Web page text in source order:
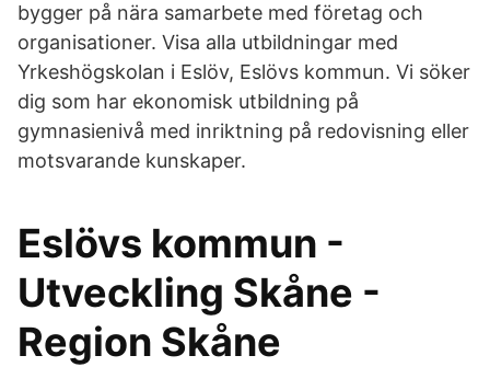
bygger på nära samarbete med företag och
organisationer. Visa alla utbildningar med
Yrkeshögskolan i Eslöv, Eslövs kommun. Vi söker
dig som har ekonomisk utbildning på
gymnasienivå med inriktning på redovisning eller
motsvarande kunskaper.
Eslövs kommun -
Utveckling Skåne -
Region Skåne